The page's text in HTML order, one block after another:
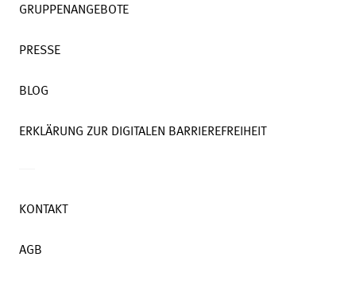
GRUPPENANGEBOTE
PRESSE
BLOG
ERKLÄRUNG ZUR DIGITALEN BARRIEREFREIHEIT
KONTAKT
AGB